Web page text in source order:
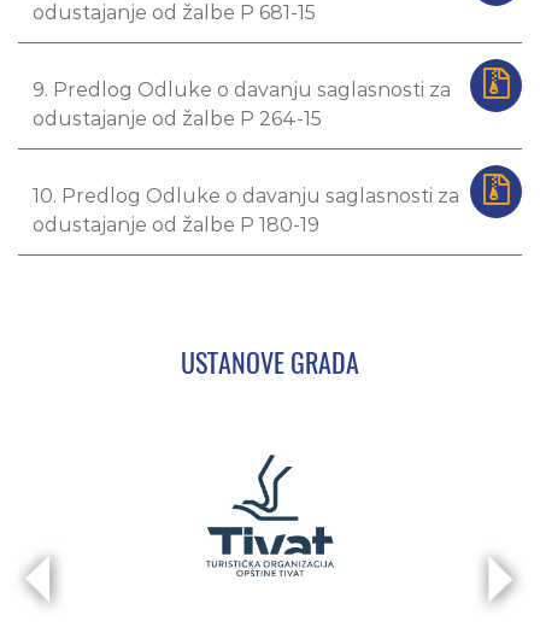
odustajanje od žalbe P 681-15
9. Predlog Odluke o davanju saglasnosti za
odustajanje od žalbe P 264-15
10. Predlog Odluke o davanju saglasnosti za
odustajanje od žalbe P 180-19
USTANOVE GRADA